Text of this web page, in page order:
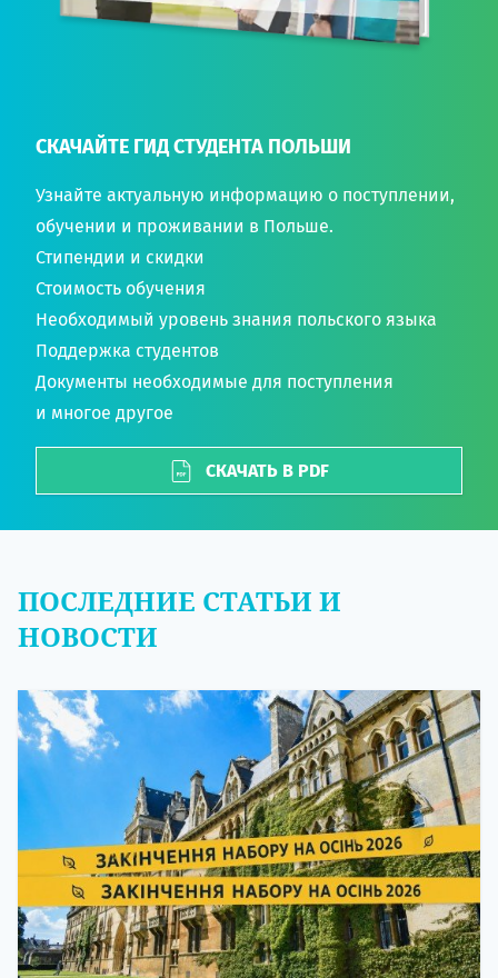
СКАЧАЙТЕ ГИД СТУДЕНТА ПОЛЬШИ
Узнайте актуальную информацию о поступлении,
обучении и проживании в Польше.
Стипендии и скидки
Стоимость обучения
Необходимый уровень знания польского языка
Поддержка студентов
Документы необходимые для поступления
и многое другое
СКАЧАТЬ В PDF
ПОСЛЕДНИЕ СТАТЬИ И
НОВОСТИ